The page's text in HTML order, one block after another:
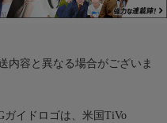
内容と異なる場合がございま
ガイドロゴは、米国TiVo